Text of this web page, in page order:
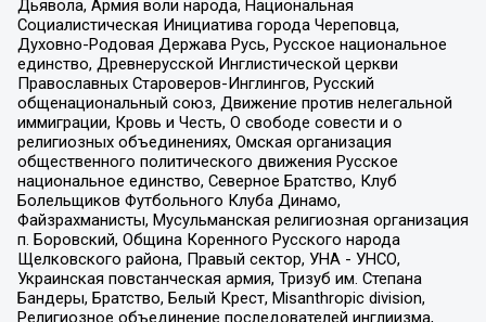
Дьявола, Армия воли народа, Национальная
Социалистическая Инициатива города Череповца,
Духовно-Родовая Держава Русь, Русское национальное
единство, Древнерусской Инглистической церкви
Православных Староверов-Инглингов, Русский
общенациональный союз, Движение против нелегальной
иммиграции, Кровь и Честь, О свободе совести и о
религиозных объединениях, Омская организация
общественного политического движения Русское
национальное единство, Северное Братство, Клуб
Болельщиков Футбольного Клуба Динамо,
Файзрахманисты, Мусульманская религиозная организация
п. Боровский, Община Коренного Русского народа
Щелковского района, Правый сектор, УНА - УНСО,
Украинская повстанческая армия, Тризуб им. Степана
Бандеры, Братство, Белый Крест, Misanthropic division,
Религиозное объединение последователей инглиизма,